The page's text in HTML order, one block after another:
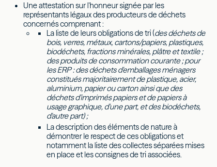
Une attestation sur l'honneur signée par les
représentants légaux des producteurs de déchets
concernés comprenant :
La liste de leurs obligations de tri (des déchets de
bois, verres, métaux, cartons/papiers, plastiques,
biodéchets, fractions minérales, plâtre et textile ;
des produits de consommation courante ; pour
les ERP : des déchets d'emballages ménagers
constitués majoritairement de plastique, acier,
aluminium, papier ou carton ainsi que des
déchets d'imprimés papiers et de papiers à
usage graphique, d'une part, et des biodéchets,
d'autre part) ;
La description des éléments de nature à
démontrer le respect de ces obligations et
notamment la liste des collectes séparées mises
en place et les consignes de tri associées.